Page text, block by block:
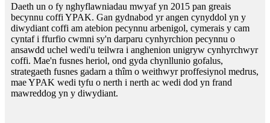
Daeth un o fy nghyflawniadau mwyaf yn 2015 pan greais
becynnu coffi YPAK. Gan gydnabod yr angen cynyddol yn y
diwydiant coffi am atebion pecynnu arbenigol, cymerais y cam
cyntaf i ffurfio cwmni sy'n darparu cynhyrchion pecynnu o
ansawdd uchel wedi'u teilwra i anghenion unigryw cynhyrchwyr
coffi. Mae'n fusnes heriol, ond gyda chynllunio gofalus,
strategaeth fusnes gadarn a thîm o weithwyr proffesiynol medrus,
mae YPAK wedi tyfu o nerth i nerth ac wedi dod yn frand
mawreddog yn y diwydiant.